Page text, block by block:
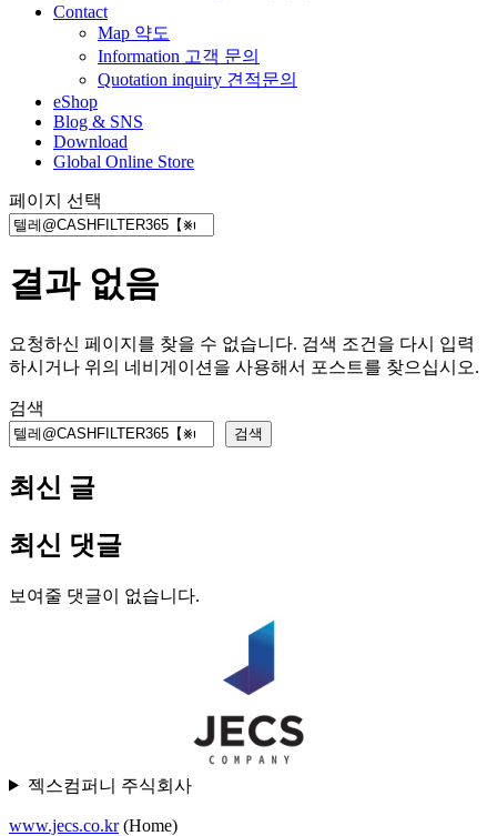
Contact
Map 약도
Information 고객 문의
Quotation inquiry 견적문의
eShop
Blog & SNS
Download
Global Online Store
페이지 선택
결과 없음
요청하신 페이지를 찾을 수 없습니다. 검색 조건을 다시 입력
하시거나 위의 네비게이션을 사용해서 포스트를 찾으십시오.
검색
검색
최신 글
최신 댓글
보여줄 댓글이 없습니다.
젝스컴퍼니 주식회사
www.jecs.co.kr(Home)